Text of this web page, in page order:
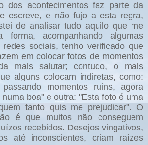
dos acontecimentos faz parte da
escreve, e não fujo a esta regra,
de analisar tudo aquilo que me
forma, acompanhando algumas
redes sociais, tenho verificado que
em colocar fotos de momentos
mais salutar; contudo, o mais
alguns colocam indiretas, como:
momentos ruins, agora
boa" e outra: "Esta foto é uma
tanto quis me prejudicar". O
é que muitos não conseguem
recebidos. Desejos vingativos,
até inconscientes, criam raízes